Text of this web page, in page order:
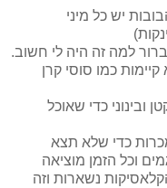
לגיל 0 (לחלק מהבובות יש כל מיני
למה זה היה לי חשוב.
כמו סוסי קרן
בלפחות 2 גדלים (קטן ובינוני כדי שאוכל
כדי שלא תצא
וכל הזמן מוציאה
נשארות וזה